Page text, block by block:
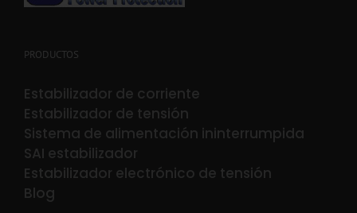
PRODUCTOS
Estabilizador de corriente
Estabilizador de tensión
Sistema de alimentación ininterrumpida
SAI estabilizador
Estabilizador electrónico de tensión
Blog